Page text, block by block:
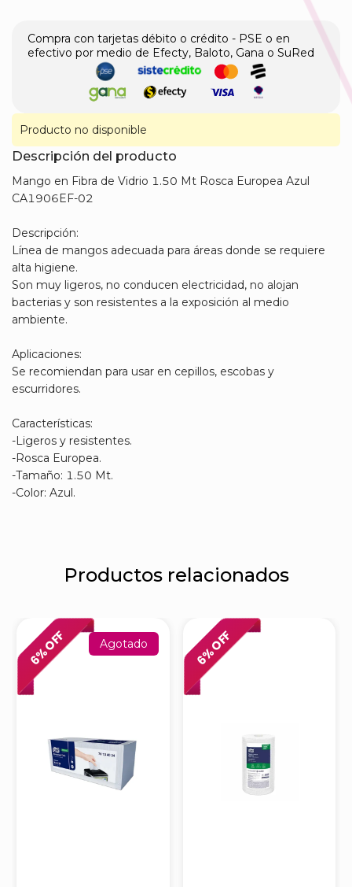
Compra con tarjetas débito o crédito - PSE o en
efectivo por medio de Efecty, Baloto, Gana o SuRed
Producto no disponible
Descripción del producto
Mango en Fibra de Vidrio 1.50 Mt Rosca Europea Azul
CA1906EF-02
Descripción:
Línea de mangos adecuada para áreas donde se requiere
alta higiene.
Son muy ligeros, no conducen electricidad, no alojan
bacterias y son resistentes a la exposición al medio
ambiente.
Aplicaciones:
Se recomiendan para usar en cepillos, escobas y
escurridores.
Características:
-Ligeros y resistentes.
-Rosca Europea.
-Tamaño: 1.50 Mt.
-Color: Azul.
Productos relacionados
6
% OFF Agotado
6
% OFF